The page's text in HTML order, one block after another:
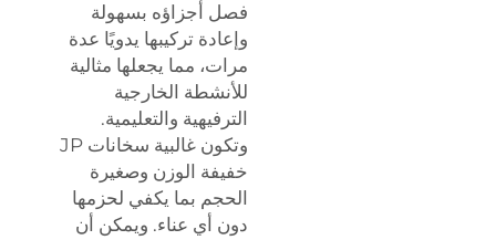
فصل أجزاؤه بسهولة
وإعادة تركيبها يدويًا عدة
مرات، مما يجعلها مثالية
للأنشطة الخارجية
الترفيهية والتعليمية.
وتكون غالبية سخانات JP
خفيفة الوزن وصغيرة
الحجم بما يكفي لحزمها
دون أي عناء. ويمكن أن